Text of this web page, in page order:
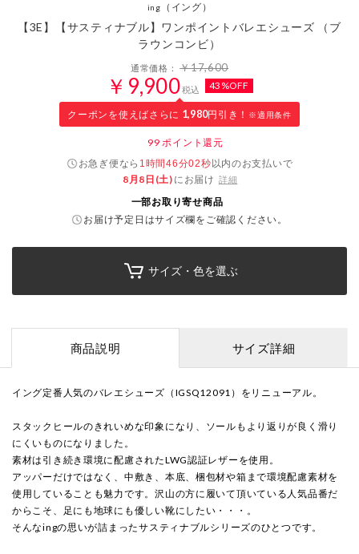
ing （イング）
【3E】【サスティナブル】ワンポイントバレエシューズ （ブ
ラウンコンビ）
通常価格：￥17,600
￥9,900税込 43%OFF
クーポンを使えばさらに 1,980円引き！ ※適用条件
99 ポイント還元
お急ぎ便なら 1時間46分01秒以内のお支払いで
8月8日(土) にお届け 詳細
一部お取り寄せ商品
お届け予定日はサイズ欄をご確認ください。
サイズ・色を選ぶ
商品説明 サイズ詳細
イング定番人気のバレエシューズ（IGSQ12091）をリニューアル。
スタックヒールのきれいめな印象になり、ソールもより返りが良く滑り
にくいものになりました。
素材は引き続き環境に配慮されたLWG認証レザーを使用。
アッパーだけではなく、中敷き、本底、梱包材や箱まで環境配慮素材を
使用していることも魅力です。沢山の方に履いて頂いている人気品番だ
からこそ、足にも地球にも優しい靴にしたい・・・。
そんなingの思いが詰まったサスティナブルシリーズのひとつです。